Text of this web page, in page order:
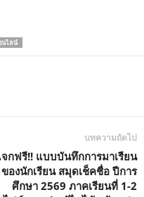
นไลน์
บทความถัดไป
กฟรี!! แบบบันทึกการมาเรียน
ของนักเรียน สมุดเช็คชื่อ ปีการ
ศึกษา 2569 ภาคเรียนที่ 1-2